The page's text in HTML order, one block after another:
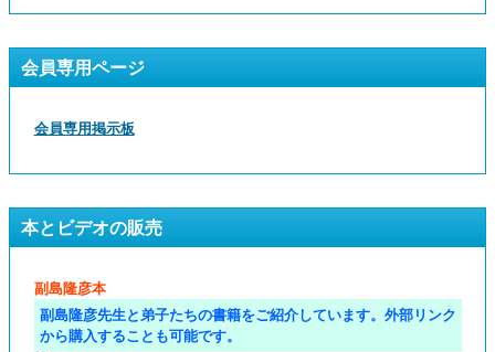
会員専用ページ
会員専用掲示板
本とビデオの販売
副島隆彦本
副島隆彦先生と弟子たちの書籍をご紹介しています。外部リンク
から購入することも可能です。